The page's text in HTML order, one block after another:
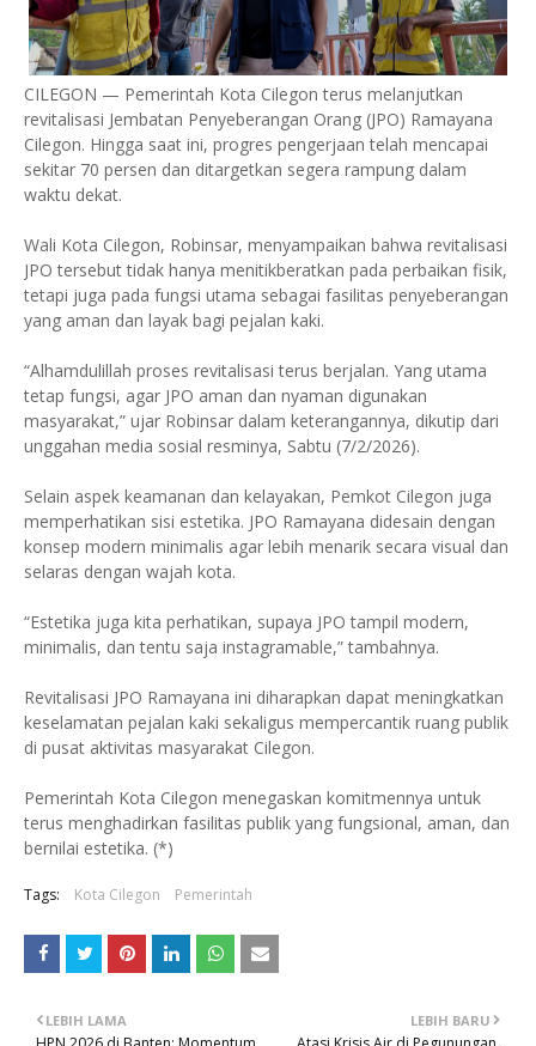
CILEGON — Pemerintah Kota Cilegon terus melanjutkan
revitalisasi Jembatan Penyeberangan Orang (JPO) Ramayana
Cilegon. Hingga saat ini, progres pengerjaan telah mencapai
sekitar 70 persen dan ditargetkan segera rampung dalam
waktu dekat.
Wali Kota Cilegon, Robinsar, menyampaikan bahwa revitalisasi
JPO tersebut tidak hanya menitikberatkan pada perbaikan fisik,
tetapi juga pada fungsi utama sebagai fasilitas penyeberangan
yang aman dan layak bagi pejalan kaki.
“Alhamdulillah proses revitalisasi terus berjalan. Yang utama
tetap fungsi, agar JPO aman dan nyaman digunakan
masyarakat,” ujar Robinsar dalam keterangannya, dikutip dari
unggahan media sosial resminya, Sabtu (7/2/2026).
Selain aspek keamanan dan kelayakan, Pemkot Cilegon juga
memperhatikan sisi estetika. JPO Ramayana didesain dengan
konsep modern minimalis agar lebih menarik secara visual dan
selaras dengan wajah kota.
“Estetika juga kita perhatikan, supaya JPO tampil modern,
minimalis, dan tentu saja instagramable,” tambahnya.
Revitalisasi JPO Ramayana ini diharapkan dapat meningkatkan
keselamatan pejalan kaki sekaligus mempercantik ruang publik
di pusat aktivitas masyarakat Cilegon.
Pemerintah Kota Cilegon menegaskan komitmennya untuk
terus menghadirkan fasilitas publik yang fungsional, aman, dan
bernilai estetika. (*)
Tags: Kota Cilegon Pemerintah
LEBIH BARU
LEBIH LAMA